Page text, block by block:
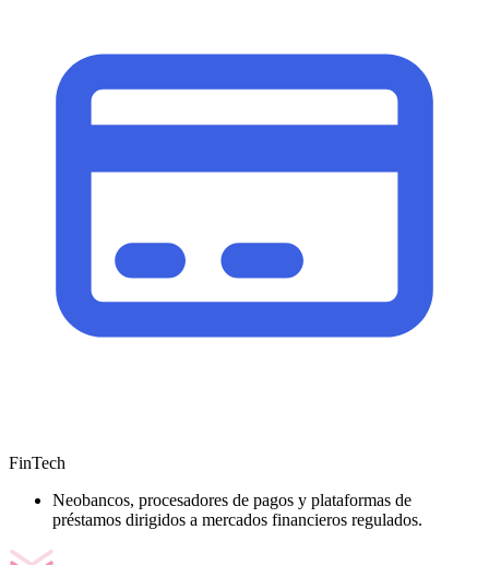
FinTech
Neobancos, procesadores de pagos y plataformas de
préstamos dirigidos a mercados financieros regulados.